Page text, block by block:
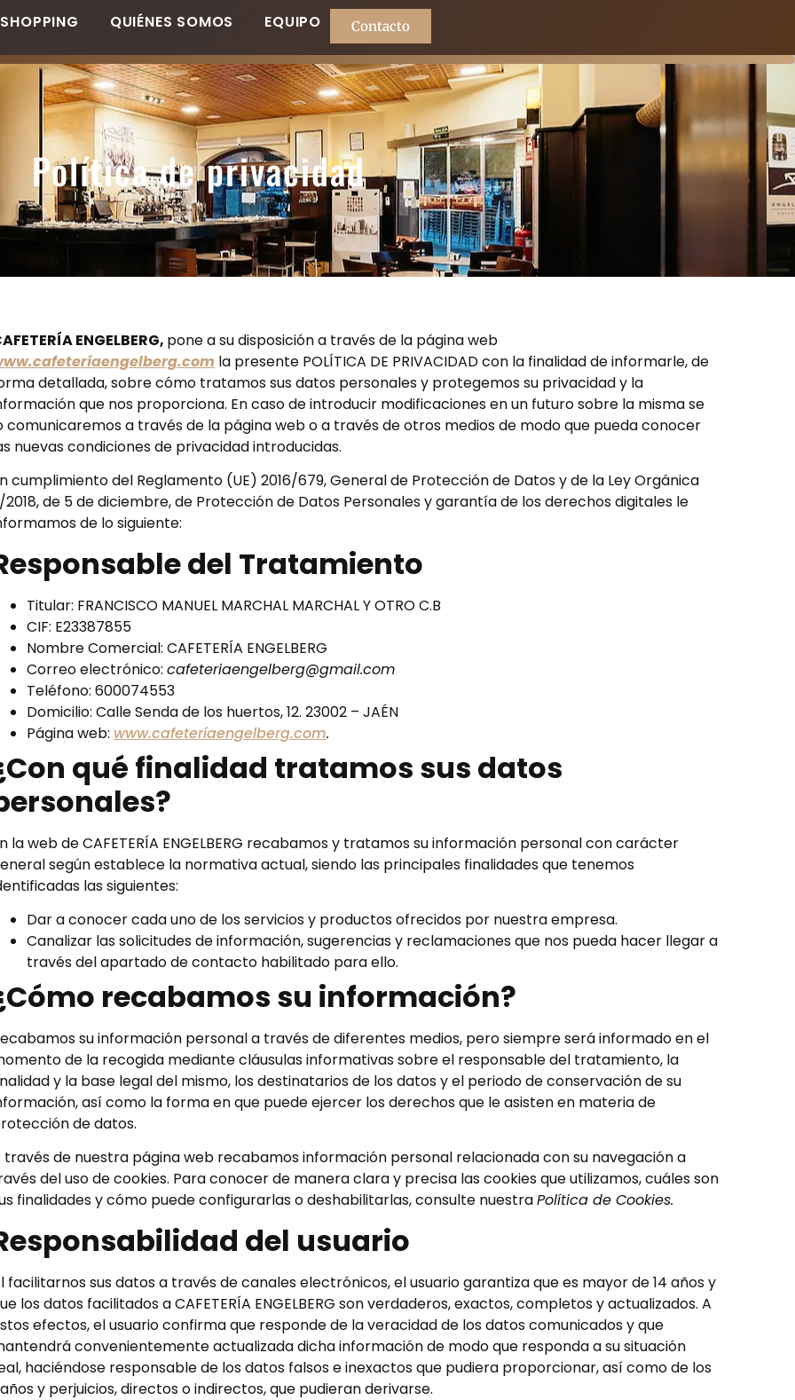
SHOPPING QUIÉNES SOMOS EQUIPO Contacto
Política de privacidad
ENGELBERG, pone a su disposición a través de la página web
la presente POLÍTICA DE PRIVACIDAD con la finalidad de informarle, de
detallada, sobre cómo tratamos sus datos personales y protegemos su privacidad y la
que nos proporciona. En caso de introducir modificaciones en un futuro sobre la misma se
comunicaremos a través de la página web o a través de otros medios de modo que pueda conocer
nuevas condiciones de privacidad introducidas.
cumplimiento del Reglamento (UE) 2016/679, General de Protección de Datos y de la Ley Orgánica
2018, de 5 de diciembre, de Protección de Datos Personales y garantía de los derechos digitales le
de lo siguiente:
del Tratamiento
Titular: FRANCISCO MANUEL MARCHAL MARCHAL Y OTRO C.B
CIF: E23387855
Nombre Comercial: CAFETERÍA ENGELBERG
Correo electrónico: cafeteriaengelberg@gmail.com
Teléfono: 600074553
Domicilio: Calle Senda de los huertos, 12. 23002 – JAÉN
Página web: www.cafeteríaengelberg.com.
qué finalidad tratamos sus datos
la web de CAFETERÍA ENGELBERG recabamos y tratamos su información personal con carácter
según establece la normativa actual, siendo las principales finalidades que tenemos
las siguientes:
Dar a conocer cada uno de los servicios y productos ofrecidos por nuestra empresa.
Canalizar las solicitudes de información, sugerencias y reclamaciones que nos pueda hacer llegar a
través del apartado de contacto habilitado para ello.
recabamos su información?
su información personal a través de diferentes medios, pero siempre será informado en el
de la recogida mediante cláusulas informativas sobre el responsable del tratamiento, la
y la base legal del mismo, los destinatarios de los datos y el periodo de conservación de su
así como la forma en que puede ejercer los derechos que le asisten en materia de
de datos.
través de nuestra página web recabamos información personal relacionada con su navegación a
del uso de cookies. Para conocer de manera clara y precisa las cookies que utilizamos, cuáles son
finalidades y cómo puede configurarlas o deshabilitarlas, consulte nuestraPolítica de Cookies.
del usuario
facilitarnos sus datos a través de canales electrónicos, el usuario garantiza que es mayor de 14 años y
los datos facilitados a CAFETERÍA ENGELBERG son verdaderos, exactos, completos y actualizados. A
efectos, el usuario confirma que responde de la veracidad de los datos comunicados y que
convenientemente actualizada dicha información de modo que responda a su situación
haciéndose responsable de los datos falsos e inexactos que pudiera proporcionar, así como de los
y perjuicios, directos o indirectos, que pudieran derivarse.